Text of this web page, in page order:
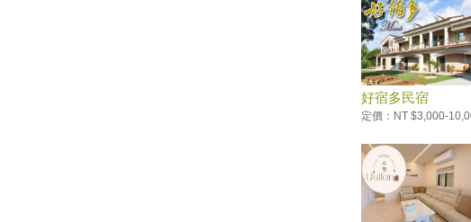
好宿多民宿
定價：NT $3,000-